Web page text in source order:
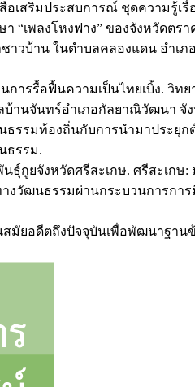
เสริมประสบการณ์ ชุดความรู้เรื่
“เพลงโหงฟาง” ของจังหวัดต
บ้าน ในตำบลคลองแดน อำเ
ารรื้อฟื้นความเป็นไทยเบิ้ง. วิ
นจันทร์อำเภอกัลยาณิวัฒนา จั
มท้องถิ่นกับการนำมาประยุก
ธรรม.
กูยจังหวัดศรีสะเกษ. ศรีสะเกษ:
วัฒนธรรมผ่านกระบวนการก
สมัยอดีตถึงปัจจุบันเพื่อพัฒนาฐ